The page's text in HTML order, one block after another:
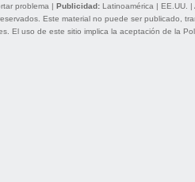
problema | Publicidad: Latinoamérica | EE.UU. |
Este material no puede ser publicado,
. El uso de este sitio implica la aceptación de la